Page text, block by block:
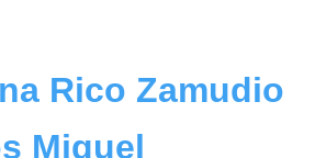
Rico Zamudio
Miguel